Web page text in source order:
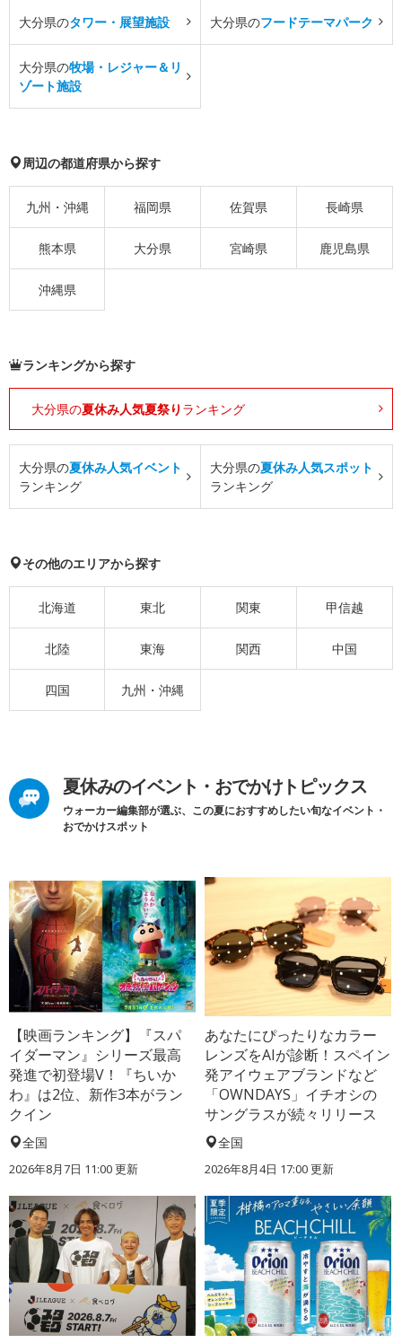
大分県のタワー・展望施設 大分県のフードテーマパーク
大分県の牧場・レジャー＆リ
ゾート施設
周辺の都道府県から探す
九州・沖縄 福岡県 佐賀県 長崎県
熊本県 大分県 宮崎県 鹿児島県
沖縄県
ランキングから探す
大分県の夏休み人気夏祭り ランキング
大分県の夏休み人気イベント
ランキング
大分県の夏休み人気スポット
ランキング
その他のエリアから探す
北海道 東北 関東 甲信越
北陸 東海 関西 中国
四国 九州・沖縄
夏休みのイベント・おでかけトピックス
ウォーカー編集部が選ぶ、この夏におすすめしたい旬なイベント・
おでかけスポット
【映画ランキング】『スパ
イダーマン』シリーズ最高
発進で初登場V！『ちいか
わ』は2位、新作3本がラン
クイン
全国
2026年8月7日 11:00更新
あなたにぴったりなカラー
レンズをAIが診断！スペイン
発アイウェアブランドなど
「OWNDAYS」イチオシの
サングラスが続々リリース
全国
2026年8月4日 17:00更新